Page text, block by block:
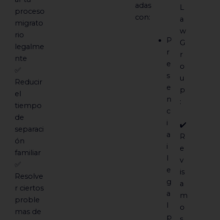
proceso
migrato
rio
legalme
nte
✅
Reducir
el
tiempo
de
separaci
ón
familiar
✅
Resolve
r ciertos
proble
mas de
adas
con:
P
r
e
s
e
n
c
i
a
i
l
e
g
a
l
p
L
a
w
G
r
o
u
p
:
✔️
R
e
v
is
a
m
o